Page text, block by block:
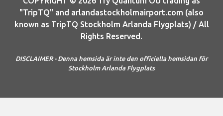
"TripTQ" and arlandastockholmairport.com (also
known as TripTQ Stockholm Arlanda Flygplats) / All
Rights Reserved.
DISCLAIMER - Denna hemsida är inte den officiella hemsidan för
Stockholm Arlanda Flygplats